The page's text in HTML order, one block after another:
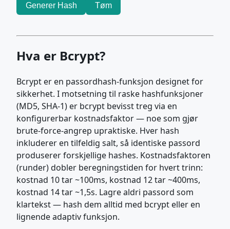
Generer Hash Tøm
Hva er Bcrypt?
Bcrypt er en passordhash-funksjon designet for
sikkerhet. I motsetning til raske hashfunksjoner
(MD5, SHA-1) er bcrypt bevisst treg via en
konfigurerbar kostnadsfaktor — noe som gjør
brute-force-angrep upraktiske. Hver hash
inkluderer en tilfeldig salt, så identiske passord
produserer forskjellige hashes. Kostnadsfaktoren
(runder) dobler beregningstiden for hvert trinn:
kostnad 10 tar ~100ms, kostnad 12 tar ~400ms,
kostnad 14 tar ~1,5s. Lagre aldri passord som
klartekst — hash dem alltid med bcrypt eller en
lignende adaptiv funksjon.